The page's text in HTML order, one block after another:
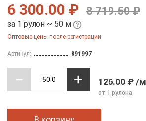
6 300.00 ₽ 8 719.50 ₽
за 1 рулон ~ 50 м
Оптовые цены после регистрации
Артикул: 891997
126.00 ₽ /м
от 1 рулона